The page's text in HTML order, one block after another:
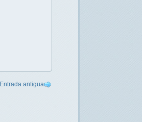
Entrada antigua